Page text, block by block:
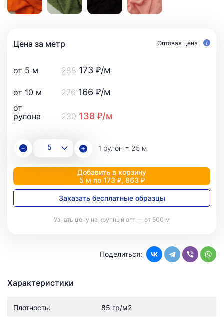
Цена за метр Оптовая цена
от 5 м 288 173 ₽/м
от 10 м 276 166 ₽/м
от
рулона
230 138 ₽/м
1 рулон = 25 м
Добавить в корзину
5 м по 173 ₽, 863 ₽
Заказать бесплатные образцы
Узнать цену на крупный опт — от 500 м
Поделиться:
Характеристики
Плотность: 85 гр/м2